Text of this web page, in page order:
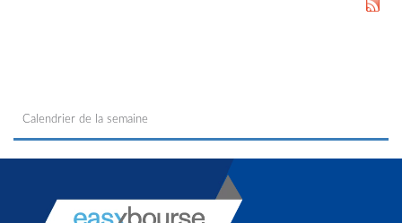
Calendrier de la semaine